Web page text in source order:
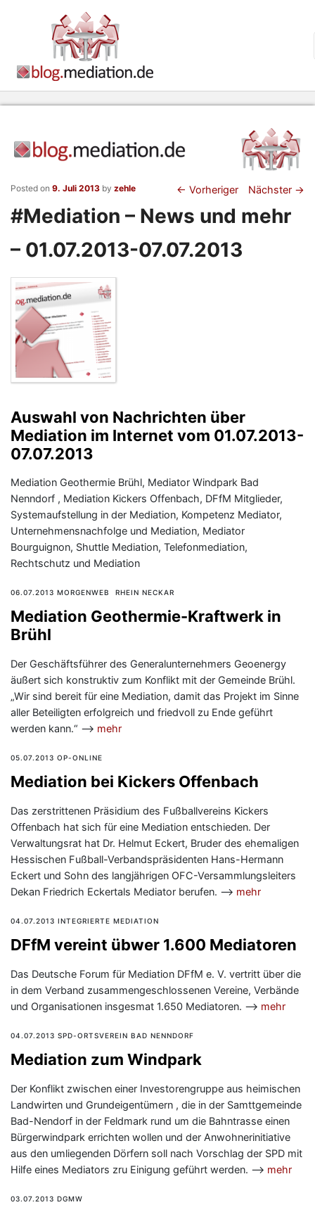
← Vorheriger Nächster →
#Mediation – News und mehr
– 01.07.2013-07.07.2013
Posted on 9. Juli 2013 by zehle
Auswahl von Nachrichten über
Mediation im Internet vom 01.07.2013-
07.07.2013
Mediation Geothermie Brühl, Mediator Windpark Bad
Nenndorf , Mediation Kickers Offenbach, DFfM Mitglieder,
Systemaufstellung in der Mediation, Kompetenz Mediator,
Unternehmensnachfolge und Mediation, Mediator
Bourguignon, Shuttle Mediation, Telefonmediation,
Rechtschutz und Mediation
06.07.2013 MORGENWEB RHEIN NECKAR
Mediation Geothermie-Kraftwerk in
Brühl
Der Geschäftsführer des Generalunternehmers Geoenergy
äußert sich konstruktiv zum Konflikt mit der Gemeinde Brühl.
„Wir sind bereit für eine Mediation, damit das Projekt im Sinne
aller Beteiligten erfolgreich und friedvoll zu Ende geführt
werden kann.“ —> mehr
05.07.2013 OP-ONLINE
Mediation bei Kickers Offenbach
Das zerstrittenen Präsidium des Fußballvereins Kickers
Offenbach hat sich für eine Mediation entschieden. Der
Verwaltungsrat hat Dr. Helmut Eckert, Bruder des ehemaligen
Hessischen Fußball-Verbandspräsidenten Hans-Hermann
Eckert und Sohn des langjährigen OFC-Versammlungsleiters
Dekan Friedrich Eckertals Mediator berufen. —> mehr
04.07.2013 INTEGRIERTE MEDIATION
DFfM vereint übwer 1.600 Mediatoren
Das Deutsche Forum für Mediation DFfM e. V. vertritt über die
in dem Verband zusammengeschlossenen Vereine, Verbände
und Organisationen insgesmat 1.650 Mediatoren. —> mehr
04.07.2013 SPD-ORTSVEREIN BAD NENNDORF
Mediation zum Windpark
Der Konflikt zwischen einer Investorengruppe aus heimischen
Landwirten und Grundeigentümern , die in der Samttgemeinde
Bad-Nendorf in der Feldmark rund um die Bahntrasse einen
Bürgerwindpark errichten wollen und der Anwohnerinitiative
aus den umliegenden Dörfern soll nach Vorschlag der SPD mit
Hilfe eines Mediators zru Einigung geführt werden. —> mehr
03.07.2013 DGMW